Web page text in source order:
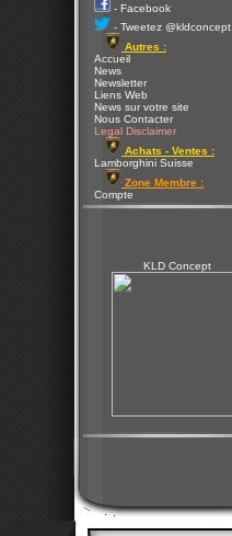
- Facebook
- Tweetez @kldconcept
Autres :
Accueil
News
Newsletter
Liens Web
News sur votre site
Nous Contacter
Legal Disclaimer
Achats - Ventes :
Lamborghini Suisse
Zone Membre :
Compte
KLD Concept